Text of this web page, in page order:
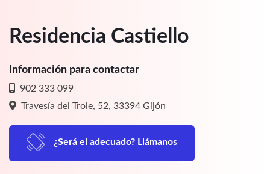
Residencia Castiello
Información para contactar
902 333 099
Travesía del Trole, 52, 33394 Gijón
¿Será el adecuado? Llámanos